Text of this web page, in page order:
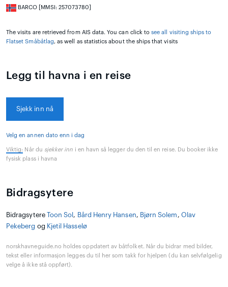
BARCO [MMSI: 257073780]
The visits are retrieved from AIS data. You can click tosee all visiting ships to
Flatset Småbåtlag, as well as statistics about the ships that visits
Legg til havna i en reise
Sjekk inn nå
Velg en annen dato enn i dag
Viktig: Når du sjekker inn i en havn så legger du den til en reise. Du booker ikke
fysisk plass i havna
Bidragsytere
Bidragsytere Toon Sol , Bård Henry Hansen, Bjørn Solem , Olav
Pekeberg og Kjetil Hasselø
norskhavneguide.no holdes oppdatert av båtfolket. Når du bidrar med bilder,
tekst eller informasjon legges du til her som takk for hjelpen (du kan selvfølgelig
velge å ikke stå oppført).